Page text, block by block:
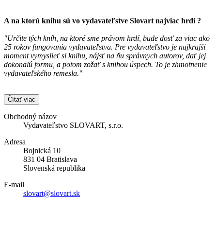
A na ktorú knihu sú vo vydavateľstve Slovart najviac hrdí ?
"Určite tých kníh, na ktoré sme právom hrdí, bude dosť za viac ako
25 rokov fungovania vydavateľstva. Pre vydavateľstvo je najkrajší
moment vymyslieť si knihu, nájsť na ňu správnych autorov, dať jej
dokonalú formu, a potom zožať s knihou úspech. To je zhmotnenie
vydavateľského remesla."
Čítať viac
Obchodný názov
Vydavateľstvo SLOVART, s.r.o.
Adresa
Bojnická 10
831 04 Bratislava
Slovenská republika
E-mail
slovart@slovart.sk